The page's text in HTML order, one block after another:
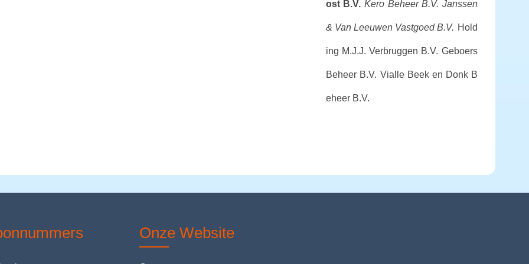
ost B.V. Kero Beheer B.V. Janssen
& Van Leeuwen Vastgoed B.V. Hold
ing M.J.J. Verbruggen B.V. Geboers
Beheer B.V. Vialle Beek en Donk B
eheer B.V.
Onze Website